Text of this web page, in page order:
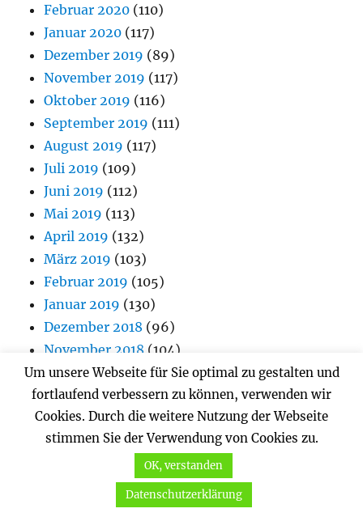
Februar 2020 (110)
Januar 2020 (117)
Dezember 2019 (89)
November 2019 (117)
Oktober 2019 (116)
September 2019 (111)
August 2019 (117)
Juli 2019 (109)
Juni 2019 (112)
Mai 2019 (113)
April 2019 (132)
März 2019 (103)
Februar 2019 (105)
Januar 2019 (130)
Dezember 2018 (96)
November 2018 (104)
Oktober 2018(97)
September 2018(77)
August 2018(95)
Juli 2018(73)
(59)
(95)
Um unsere Webseite für Sie optimal zu gestalten und
fortlaufend verbessern zu können, verwenden wir
Cookies. Durch die weitere Nutzung der Webseite
stimmen Sie der Verwendung von Cookies zu.
OK, verstanden
Datenschutzerklärung